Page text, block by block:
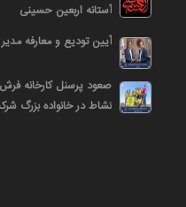
آستانه اربعین حسینی
آیین تودیع و معارفه
صعود پرسنل کارخانه فرش
نشاط در خانواده بزرگ